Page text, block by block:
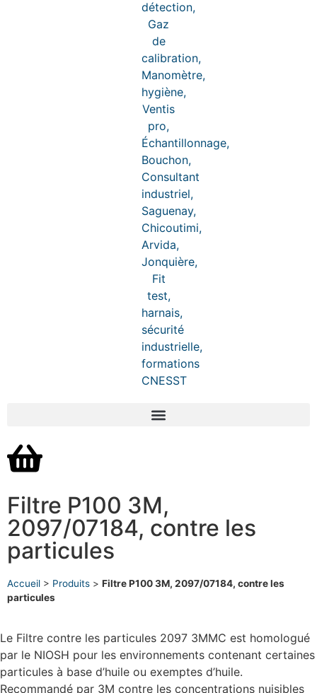
Filtre P100 3M,
2097/07184, contre les
particules
Accueil > Produits > Filtre P100 3M, 2097/07184, contre les
particules
Le Filtre contre les particules 2097 3MMC est homologué
par le NIOSH pour les environnements contenant certaines
particules à base d’huile ou exemptes d’huile.
Recommandé par 3M contre les concentrations nuisibles